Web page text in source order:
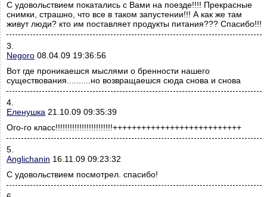
С удовольствием покатались с Вами на поезде!!!! Прекрасные
снимки, страшно, что все в таком запустении!!! А как же там
живут люди? кто им поставляет продукты питания??? Спасибо!!!
3.
Negoro 08.04.09 19:36:56
Вот где проникаешся мыслями о бренности нашего
существования..........но возвращаешся сюда снова и снова
4.
Еленушка 21.10.09 09:35:39
Ого-го класс!!!!!!!!!!!!!!!!!!!!!!!!+++++++++++++++++++++++++++
5.
Anglichanin 16.11.09 09:23:32
С удовольствием посмотрел. спасибо!